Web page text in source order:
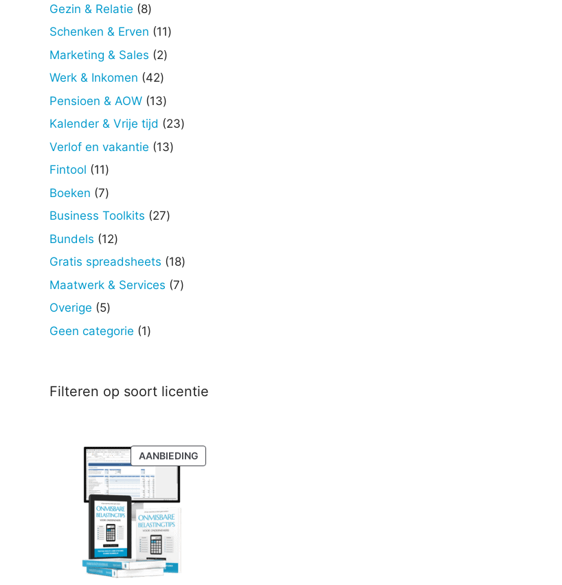
Gezin & Relatie 88
producten
Schenken & Erven 1111
Marketing & Sales 22
Werk & Inkomen 4242
producten
Pensioen & AOW 1313
producten
Kalender & Vrije tijd 2323
Verlof en vakantie 1313
Fintool 1111
producten
Boeken 77
producten
Business Toolkits 2727
Bundels 1212
producten
Gratis spreadsheets 1818
producten
Maatwerk & Services 77
Overige 55
producten
Geen categorie 11
Filteren op soort licentie
AANBIEDINGPRODUCT
IN